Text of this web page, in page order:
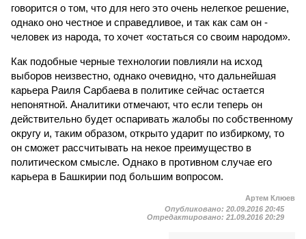
говорится о том, что для него это очень нелегкое решение,
однако оно честное и справедливое, и так как сам он -
человек из народа, то хочет «остаться со своим народом».
Как подобные черные технологии повлияли на исход
выборов неизвестно, однако очевидно, что дальнейшая
карьера Раиля Сарбаева в политике сейчас остается
непонятной. Аналитики отмечают, что если теперь он
действительно будет оспаривать жалобы по собственному
округу и, таким образом, открыто ударит по избиркому, то
он сможет рассчитывать на некое преимущество в
политическом смысле. Однако в противном случае его
карьера в Башкирии под большим вопросом.
Артем Клюев
Опубликовано: 20.09.2016 20:45
Отредактировано: 21.09.2016 20:29